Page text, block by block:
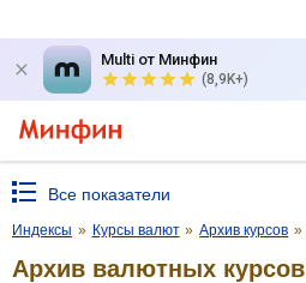
Multi от Минфин
(8,9K+)
Все показатели
Индексы » Курсы валют » Архив курсов »
Архив валютных курсов